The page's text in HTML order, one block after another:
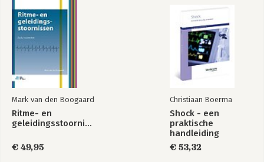
ProActive Nursing:
klinisch redeneren
praktijkmodel
ProActive Nursing.
Klinische
problematiek
inzichtelijk -
zakboekje
Mark van den Boogaard
Ritme- en
geleidingsstoornissen
€ 49,95
Christiaan Boerma
Shock - een
praktische
handleiding
€ 53,32